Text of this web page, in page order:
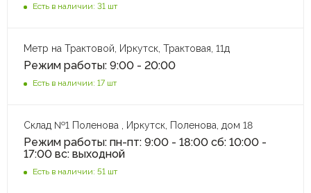
Есть в наличии: 31 шт
Метр на Трактовой, Иркутск, Трактовая, 11д
Режим работы: 9:00 - 20:00
Есть в наличии: 17 шт
Склад №1 Поленова , Иркутск, Поленова, дом 18
Режим работы: пн-пт: 9:00 - 18:00 сб: 10:00 -
17:00 вс: выходной
Есть в наличии: 51 шт